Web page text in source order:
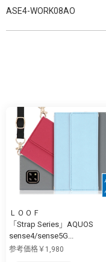
ASE4-WORK08AO
ＬＯＯＦ
「Strap Series」AQUOS
sense4/sense5G...
参考価格￥1,980